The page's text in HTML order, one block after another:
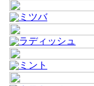
ミツバ
ラディッシュ
ミント